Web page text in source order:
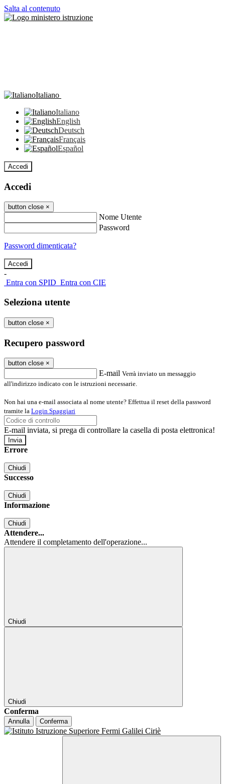
Salta al contenuto
Italiano
Italiano
English
Deutsch
Français
Español
Accedi
Accedi
button close ×
Nome Utente
Password
Password dimenticata?
-
Entra con SPID Entra con CIE
Seleziona utente
button close ×
Recupero password
button close ×
E-mail Verrà inviato un messaggio
all'indirizzo indicato con le istruzioni necessarie.
Non hai una e-mail associata al nome utente? Effettua il reset della password
tramite la Login Spaggiari
E-mail inviata, si prega di controllare la casella di posta elettronica!
Errore
Chiudi
Successo
Chiudi
Informazione
Chiudi
Attendere...
Attendere il completamento dell'operazione...
Chiudi
Chiudi
Conferma
Annulla Conferma